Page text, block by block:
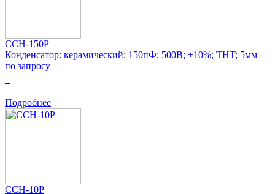
CCH-150P
Конденсатор: керамический; 150пФ; 500В; ±10%; THT; 5мм
по запросу
Подробнее
CCH-10P